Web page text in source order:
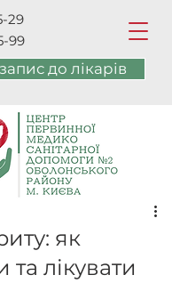
29
99
до лікарів
як
та лікувати